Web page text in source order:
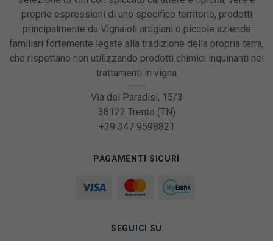
proprie espressioni di uno specifico territorio, prodotti
principalmente da Vignaioli artigiani o piccole aziende
familiari fortemente legate alla tradizione della propria terra,
che rispettano non utilizzando prodotti chimici inquinanti nei
trattamenti in vigna
Via dei Paradisi, 15/3
38122 Trento (TN)
+39 347 9598821
PAGAMENTI SICURI
SEGUICI SU